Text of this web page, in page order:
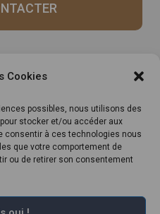
Cookies
possibles, nous utilisons des
stocker et/ou accéder aux
consentir à ces technologies nous
que votre comportement de
ou de retirer son consentement
Inscrivez-vous à notre
newsletter